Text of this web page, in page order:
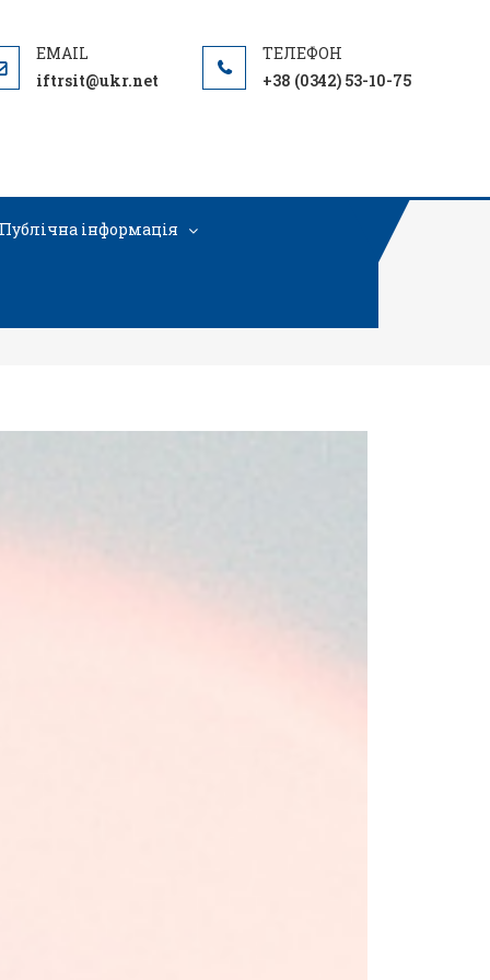
iftrsit@ukr.net +38 (0342) 53-10-75
Публічна інформація